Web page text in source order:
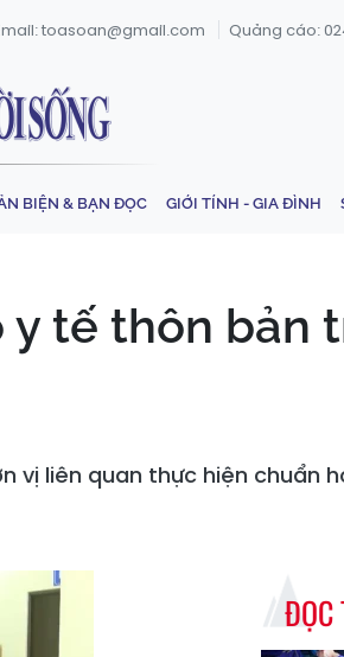
toasoan@gmail.com Quảng cáo:
BIỆN & BẠN ĐỌC GIỚI TÍNH - GIA ĐÌNH
y tế thôn bản
vị liên quan thực hiện chuẩn
ĐỌC